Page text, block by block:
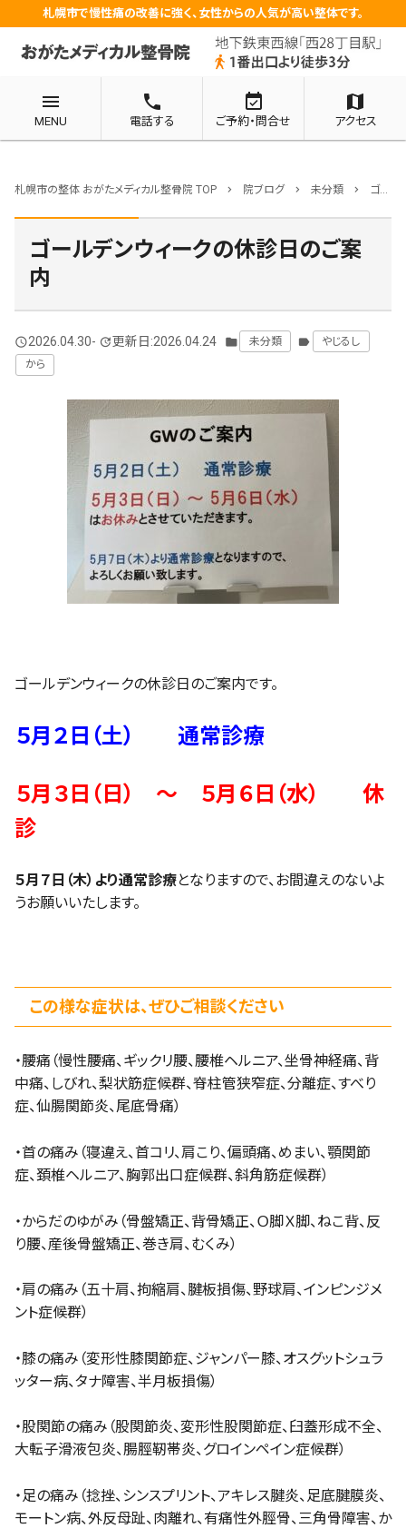
札幌市で慢性痛の改善に強く、女性からの人気が高い整体です。
menu
MENU
phone
電話する
event_available
ご予約・問合せ
map
アクセス
札幌市の整体 おがたメディカル整骨院 TOP chevron_right 院ブログ chevron_right 未分類 chevron_right ゴールデンウィークの休診日のご案内
ゴールデンウィークの休診日のご案
内
query_builder2026.04.30- update更新日:2026.04.24 folder 未分類 label
やじるし
から
ゴールデンウィークの休診日のご案内です。
５月２日（土） 通常診療
５月３日（日） ～ ５月６日（水） 休
診
５月７日（木）より通常診療となりますので、お間違えのないよ
うお願いいたします。
この様な症状は、ぜひご相談ください
・腰痛（慢性腰痛、ギックリ腰、腰椎ヘルニア、坐骨神経痛、背
中痛、しびれ、梨状筋症候群、脊柱管狭窄症、分離症、すべり
症、仙腸関節炎、尾底骨痛）
・首の痛み（寝違え、首コリ、肩こり、偏頭痛、めまい、顎関節
症、頚椎ヘルニア、胸郭出口症候群、斜角筋症候群）
・からだのゆがみ（骨盤矯正、背骨矯正、Ｏ脚Ｘ脚、ねこ背、反
り腰、産後骨盤矯正、巻き肩、むくみ）
・肩の痛み（五十肩、拘縮肩、腱板損傷、野球肩、インピンジメ
ント症候群）
・膝の痛み（変形性膝関節症、ジャンパー膝、オスグットシュラ
ッター病、タナ障害、半月板損傷）
・股関節の痛み（股関節炎、変形性股関節症、臼蓋形成不全、
大転子滑液包炎、腸脛靭帯炎、グロインペイン症候群）
・足の痛み（捻挫、シンスプリント、アキレス腱炎、足底腱膜炎、
モートン病、外反母趾、肉離れ、有痛性外脛骨、三角骨障害、か